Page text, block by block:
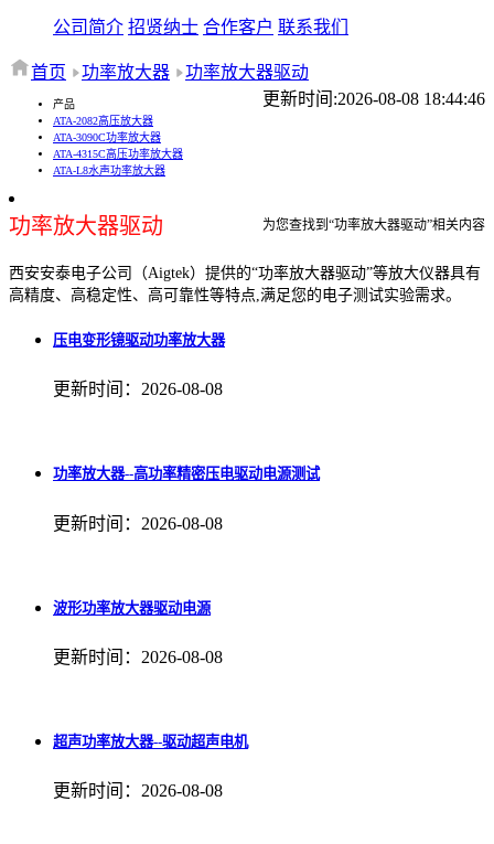
公司简介 招贤纳士 合作客户 联系我们
首页 功率放大器
功率放大器驱动
更新时间:2026-08-08 18:44:46
产品
ATA-2082高压放大器
ATA-3090C功率放大器
ATA-4315C高压功率放大器
ATA-L8水声功率放大器
功率放大器驱动 为您查找到“功率放大器驱动”相关内容
西安安泰电子公司（Aigtek）提供的“功率放大器驱动”等放大仪器具有
高精度、高稳定性、高可靠性等特点,满足您的电子测试实验需求。
压电变形镜驱动功率放大器
更新时间：2026-08-08
功率放大器--高功率精密压电驱动电源测试
更新时间：2026-08-08
波形功率放大器驱动电源
更新时间：2026-08-08
超声功率放大器--驱动超声电机
更新时间：2026-08-08